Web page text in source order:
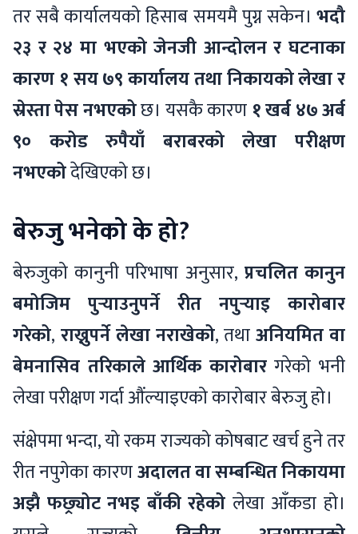
तर सबै कार्यालयको हिसाब समयमै पुग्न सकेन। भदौ
२३ र २४ मा भएको जेनजी आन्दोलन र घटनाका
कारण १ सय ७९ कार्यालय तथा निकायको लेखा र
स्रेस्ता पेस नभएकोछ। यसकै कारण १ खर्ब ४७ अर्ब
९० करोड रुपैयाँ बराबरको लेखा परीक्षण
नभएकोदेखिएको छ।
बेरुजु भनेको के हो?
बेरुजुको कानुनी परिभाषा अनुसार, प्रचलित कानुन
बमोजिम पुर्‍याउनुपर्ने रीत नपुर्‍याइ कारोबार
गरेको, राख्नुपर्ने लेखा नराखेको, तथाअनियमित वा
बेमनासिव तरिकाले आर्थिक कारोबारगरेको भनी
लेखा परीक्षण गर्दा औंल्याइएको कारोबार बेरुजु हो।
संक्षेपमा भन्दा, यो रकम राज्यको कोषबाट खर्च हुने तर
रीत नपुगेका कारणअदालत वा सम्बन्धित निकायमा
अझै फछ्र्योट नभइ बाँकी रहेको लेखा आँकडा हो।